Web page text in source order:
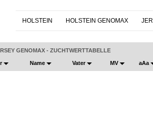
HOLSTEIN HOLSTEIN GENOMAX
GENOMAX - ZUCHTWERTTABELLE
Name Vater MV aAa